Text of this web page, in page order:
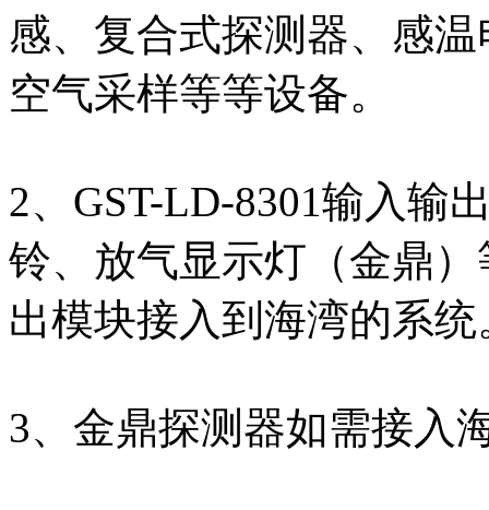
感、复合式探测器、感
空气采样等等设备。
2、GST-LD-8301输入输
铃、放气显示灯（金鼎
出模块接入到海湾的系统
3、金鼎探测器如需接入